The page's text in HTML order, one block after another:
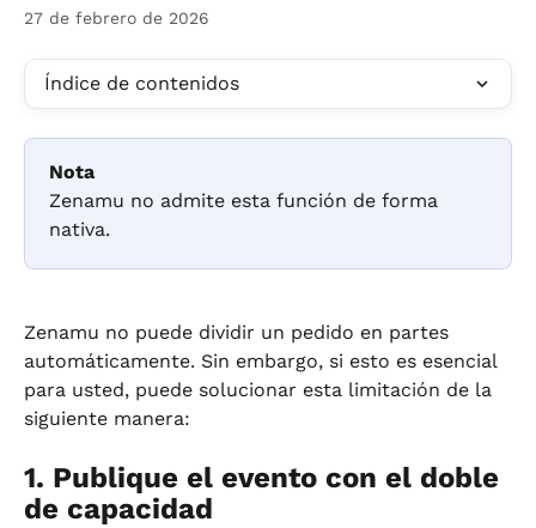
27 de febrero de 2026
Índice de contenidos
Nota
Zenamu no admite esta función de forma
nativa.
Zenamu no puede dividir un pedido en partes
automáticamente. Sin embargo, si esto es esencial
para usted, puede solucionar esta limitación de la
siguiente manera:
1. Publique el evento con el doble
de capacidad